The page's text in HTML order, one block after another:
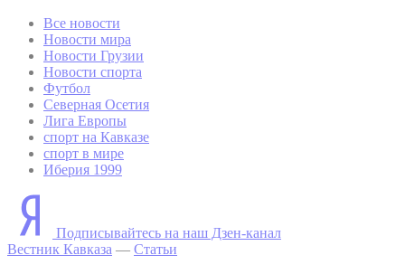
Все новости
Новости мира
Новости Грузии
Новости спорта
Футбол
Северная Осетия
Лига Европы
спорт на Кавказе
спорт в мире
Иберия 1999
Подписывайтесь на наш Дзен-канал
Вестник Кавказа — Статьи